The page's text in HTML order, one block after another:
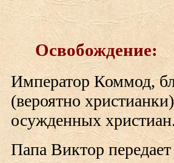
Освобождение:
Император Коммод,
(вероятно
осужденных
Папа Виктор